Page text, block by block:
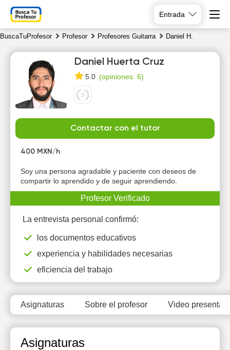
Entrada
BuscaTuProfesor Profesor Profesores Guitarra Daniel H.
Daniel Huerta Cruz
5.0 (opiniones: 6)
Contactar con el tutor
400 MXN/h
Soy una persona agradable y paciente con deseos de
compartir lo aprendido y de seguir aprendiendo.
Profesor Verificado
La entrevista personal confirmó:
los documentos educativos
experiencia y habilidades necesarias
eficiencia del trabajo
Asignaturas Sobre el profesor Video
Asignaturas
Su
9
Mo
10
11